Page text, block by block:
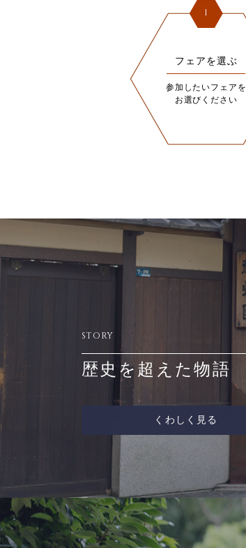
1
フェアを選ぶ
参加したいフェアを
お選びください
STORY
歴史を超えた物語
くわしく見る